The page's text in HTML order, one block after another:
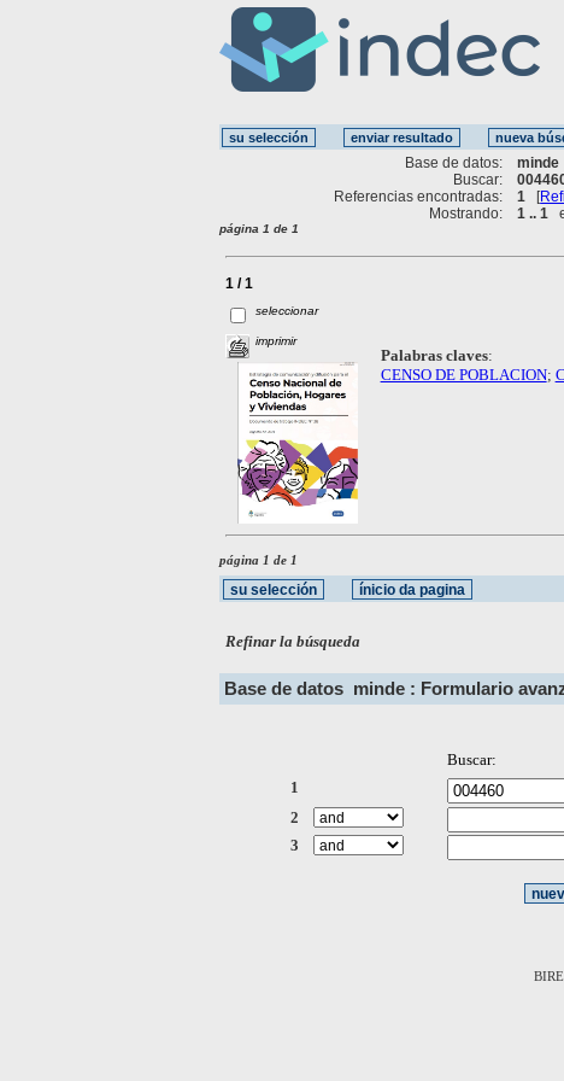
Base de datos:
minde
Buscar:
Referencias encontradas:
1 [
Mostrando:
1 .. 1
página 1 de 1
1 / 1
seleccionar
imprimir
Palabras claves:
CENSO DE POBLACION;
página 1 de 1
Refinar la búsqueda
Base de datos minde : Formulario
Buscar:
1
2
3